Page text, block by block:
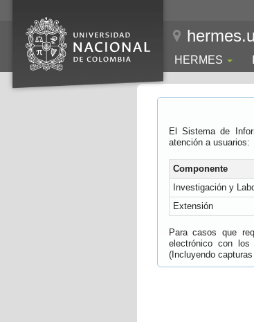
HERMES
El Sistema de
atención a usuarios:
Componente
Investigación y
Extensión
Para casos que
electrónico con
(Incluyendo